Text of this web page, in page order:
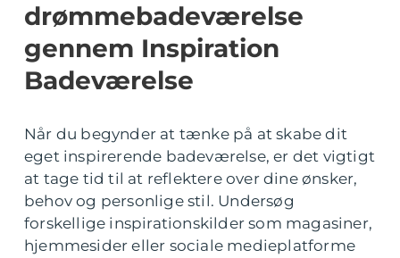
drømmebadeværelse
gennem Inspiration
Badeværelse
Når du begynder at tænke på at skabe dit
eget inspirerende badeværelse, er det vigtigt
at tage tid til at reflektere over dine ønsker,
behov og personlige stil. Undersøg
forskellige inspirationskilder som magasiner,
hjemmesider eller sociale medieplatforme